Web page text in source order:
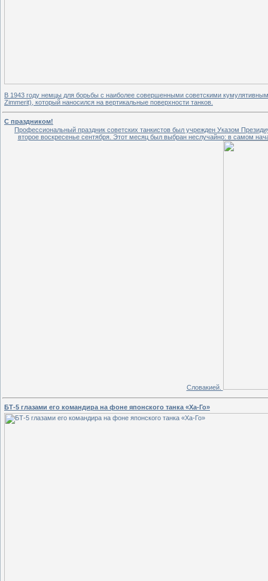
В 1943 году немцы для борьбы с наиболее совершенными советскими
Zimmerit), который наносился на вертикальные поверхности танков.
С праздником!
Профессиональный праздник советских танкистов был учрежден Указом
второе воскресенье сентября. Этот месяц был выбран неслучайно: в самом
Словакией.
БТ-5 глазами его командира на фоне японского танка «Ха-Го»